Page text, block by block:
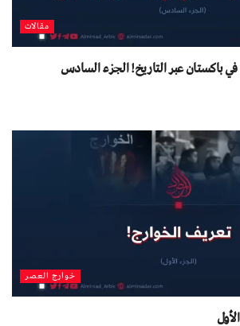
مقالات
باكستان عبر التاريخ! الجزء السادس
خوارج العصر